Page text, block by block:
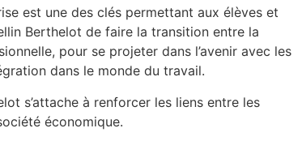
est une des clés permettant aux élèves et
Berthelot de faire la transition entre la
pour se projeter dans l’avenir avec les
dans le monde du travail.
s’attache à renforcer les liens entre les
économique.